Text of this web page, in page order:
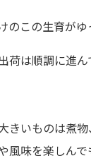
この生育がゆ
は順調に進ん
きいものは煮
風味を楽しん